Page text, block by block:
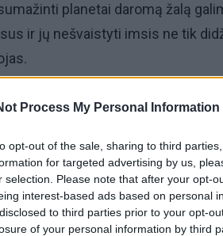
Process My Personal Information
opt-out of the sale, sharing to third
for targeted advertising by us,
selection. Please note that after your opt-
interest-based ads based on personal
to third parties prior to your opt-
of your personal information by third
planetai daromą žalą
ir jų nešvaistyti imsis ne tik
agentūra paskaičiavo, kad
buvo sunaudota 59 proc. visų
dujų, 4 proc. naftos.
sprendimų bendrovės „Elektrum